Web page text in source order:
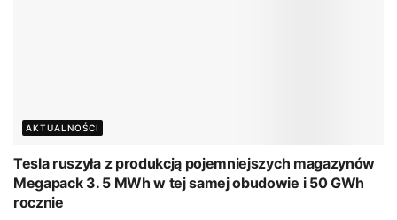
AKTUALNOŚCI
Tesla ruszyła z produkcją pojemniejszych magazynów
Megapack 3. 5 MWh w tej samej obudowie i 50 GWh
rocznie